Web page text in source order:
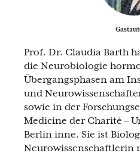
Prof. Dr. Claudia Barth
die Neurobiologie
Übergangsphasen am
und
sowie in der
Medicine der Charité –
Berlin inne. Sie ist
Neurowissenschaftlerin